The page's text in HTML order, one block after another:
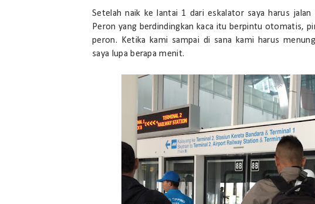
Setelah naik ke lantai 1 dari eskalator saya harus
Peron yang berdindingkan kaca itu berpintu otomatis,
peron. Ketika kami sampai di sana kami harus
saya lupa berapa menit.